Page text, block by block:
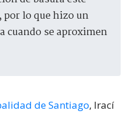
por lo que hizo un
cuando se aproximen
de Santiago, Irací